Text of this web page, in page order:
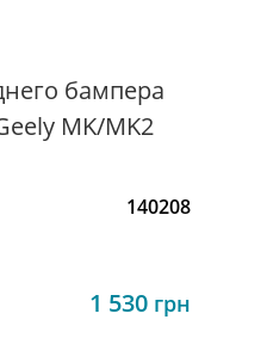
бампера
MK/MK2
140208
1 530 грн